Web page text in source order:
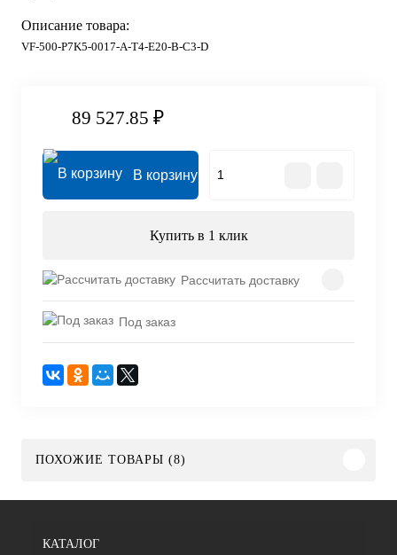
Описание товара:
VF-500-P7K5-0017-A-T4-E20-B-C3-D
89 527.85 ₽
В корзину
Купить в 1 клик
Рассчитать доставку
Под заказ
ПОХОЖИЕ ТОВАРЫ (8)
КАТАЛОГ